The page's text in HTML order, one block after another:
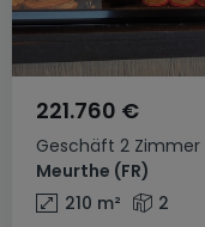
Geschäft 2 Zimmer
Meurthe (FR)
221.760 €
210 m² 2